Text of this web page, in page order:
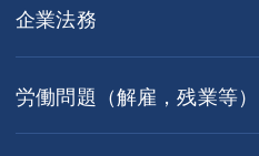
企業法務
労働問題（解雇，残業等）